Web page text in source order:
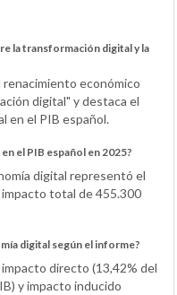
la transformación digital y la
renacimiento económico
digital" y destaca el
en el PIB español.
el PIB español en 2025?
digital representó el
total de 455.300
digital según el informe?
directo (13,42% del
y impacto inducido